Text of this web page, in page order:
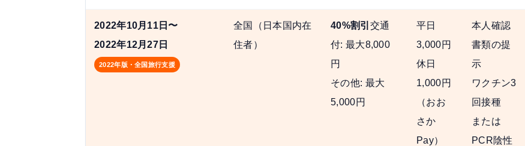
2022年10月11日〜
2022年12月27日
2022年版・全国旅行支援
全国（日本国内在
住者）
40%割引 交通
付: 最大8,000
円
その他: 最大
5,000円
平日
3,000円
休日
1,000円
（おお
さか
Pay）
本人確認
書類の提
示
ワクチン3
回接種
または
PCR陰性